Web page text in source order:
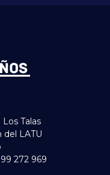
Talas
del LATU
272 969